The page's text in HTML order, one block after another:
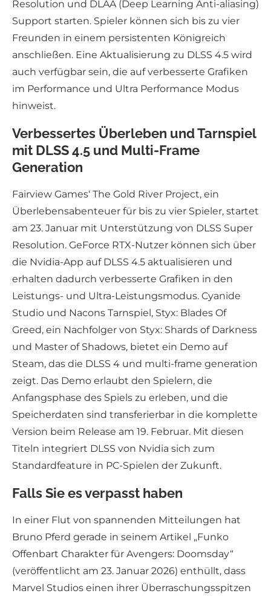
Resolution und DLAA (Deep Learning Anti-aliasing)
Support starten. Spieler können sich bis zu vier
Freunden in einem persistenten Königreich
anschließen. Eine Aktualisierung zu DLSS 4.5 wird
auch verfügbar sein, die auf verbesserte Grafiken
im Performance und Ultra Performance Modus
hinweist.
Verbessertes Überleben und Tarnspiel
mit DLSS 4.5 und Multi-Frame
Generation
Fairview Games‘ The Gold River Project, ein
Überlebensabenteuer für bis zu vier Spieler, startet
am 23. Januar mit Unterstützung von DLSS Super
Resolution. GeForce RTX-Nutzer können sich über
die Nvidia-App auf DLSS 4.5 aktualisieren und
erhalten dadurch verbesserte Grafiken in den
Leistungs- und Ultra-Leistungsmodus. Cyanide
Studio und Nacons Tarnspiel, Styx: Blades Of
Greed, ein Nachfolger von Styx: Shards of Darkness
und Master of Shadows, bietet ein Demo auf
Steam, das die DLSS 4 und multi-frame generation
zeigt. Das Demo erlaubt den Spielern, die
Anfangsphase des Spiels zu erleben, und die
Speicherdaten sind transferierbar in die komplette
Version beim Release am 19. Februar. Mit diesen
Titeln integriert DLSS von Nvidia sich zum
Standardfeature in PC-Spielen der Zukunft.
Falls Sie es verpasst haben
In einer Flut von spannenden Mitteilungen hat
Bruno Pferd gerade in seinem Artikel „Funko
Offenbart Charakter für Avengers: Doomsday“
(veröffentlicht am 23. Januar 2026) enthüllt, dass
Marvel Studios einen ihrer Überraschungsspitzen